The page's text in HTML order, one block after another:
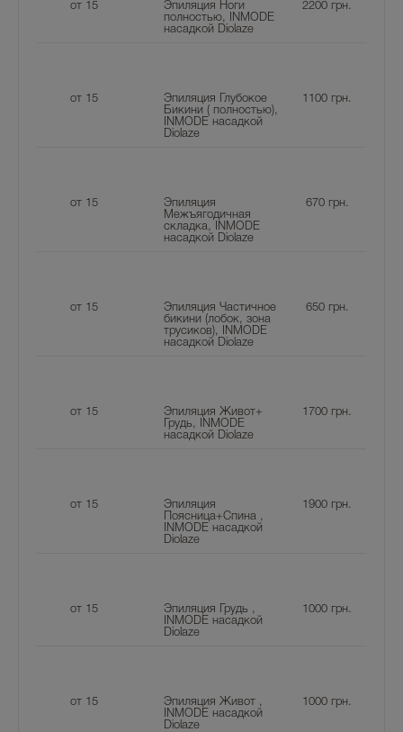
от 15
Эпиляция Ноги
полностью, INMODE
насадкой Diolaze
2200 грн.
от 15
Эпиляция Глубокое
Бикини ( полностью),
INMODE насадкой
Diolaze
1100 грн.
от 15
Эпиляция
Межъягодичная
складка, INMODE
насадкой Diolaze
670грн.
от 15
Эпиляция Частичное
бикини (лобок, зона
трусиков), INMODE
насадкой Diolaze
650грн.
от 15
Эпиляция Живот+
Грудь, INMODE
насадкой Diolaze
1700 грн.
от 15
Эпиляция
Поясница+Спина ,
INMODE насадкой
Diolaze
1900 грн.
от 15
Эпиляция Грудь ,
INMODE насадкой
Diolaze
1000 грн.
от 15
Эпиляция Живот ,
INMODE насадкой
Diolaze
1000 грн.